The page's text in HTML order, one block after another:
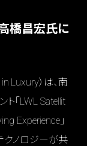
橋昌宏氏に
Luxury）は、南
「LWL Satellit
Experience」
クノロジーが共